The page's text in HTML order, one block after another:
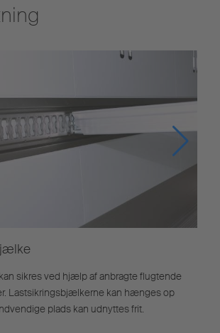
sikres ved hjælp af anbragte flugtende
Lastsikringsbjælkerne kan hænges op
plads kan udnyttes frit.